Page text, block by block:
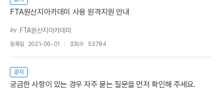
FTA원산지아카데미 사용 원격지원 안내
by FTA원산지아카데미
등록일 2021-06-01 조회수 53784
공지
궁금한 사항이 있는 경우 자주 묻는 질문을 먼저 확인해 주세요.